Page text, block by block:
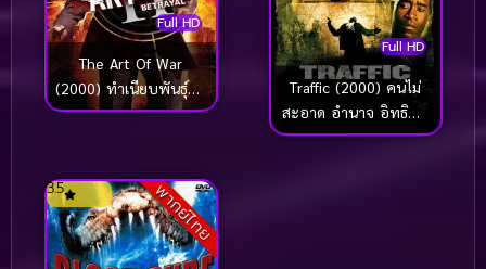
Full HD
The Art Of War
(2000) ทำเนียบพันธุ์ฆ่า
สงครามจับตาย
Full HD
Traffic (2000) คนไม่
สะอาด อำนาจ อิทธิพล
(การันตีออสการ์ 4
พากย์ไทย
3.5